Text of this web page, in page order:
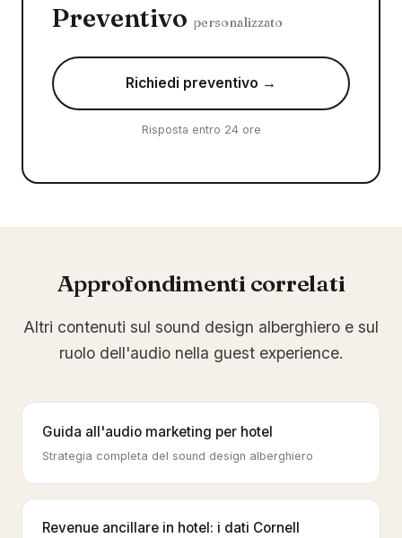
Preventivo personalizzato
Richiedi preventivo →
Risposta entro 24 ore
Approfondimenti correlati
Altri contenuti sul sound design alberghiero e sul
ruolo dell'audio nella guest experience.
Guida all'audio marketing per hotel
Strategia completa del sound design alberghiero
Revenue ancillare in hotel: i dati Cornell